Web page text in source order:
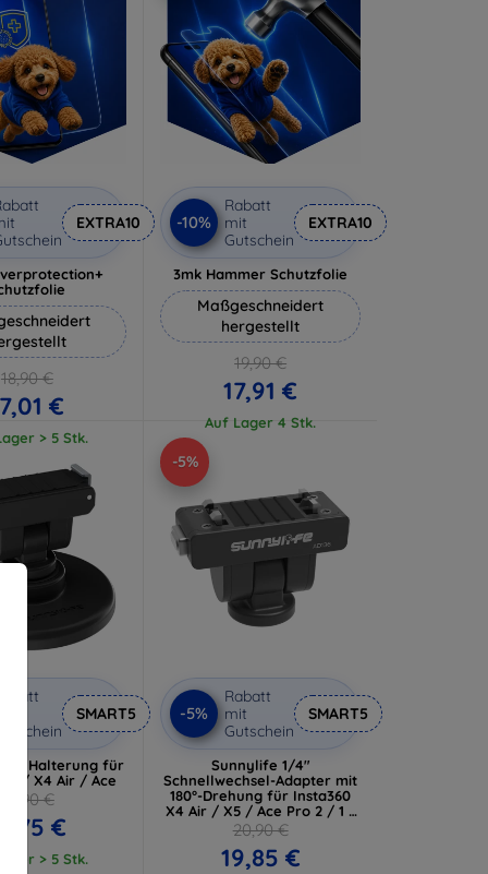
EXTRA10
18,90 €
€
> 5 Stk.
-10%
Rabatt
mit
Gutschein
EXTRA10
3mk Hammer Schutzfolie
Maßgeschneidert
hergestellt
19,90 €
17,91 €
Auf Lager 4 Stk.
Rabatt
Gutschein
SMART5
360 Halterung für
X5 / X4 Air / Ace
22,90 €
21,75 €
> 5 Stk.
-5%
-5%
Rabatt
mit
Gutschein
SMART5
Sunnylife 1/4"
Schnellwechsel-Adapter mit
180°-Drehung für Insta360
X4 Air / X5 / Ace Pro 2 / 1 /
Ace
20,90 €
19,85 €